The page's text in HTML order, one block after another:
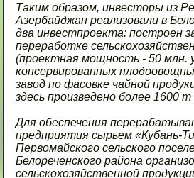
Таким образом, инвесторы из
Азербайджан реализовали в
два инвестпроекта: построен
переработке
(проектная мощность - 50 млн.
консервированных
завод по фасовке чайной
здесь произведено более 1600
Для обеспечения
предприятия сырьем «Кубань-
Первомайского сельского
Белореченского района
сельскохозяйственной